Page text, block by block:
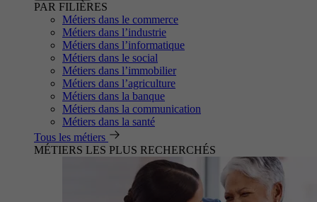
PAR FILIÈRES
Métiers dans le commerce
Métiers dans l’industrie
Métiers dans l’informatique
Métiers dans le social
Métiers dans l’immobilier
Métiers dans l’agriculture
Métiers dans la banque
Métiers dans la communication
Métiers dans la santé
Tous les métiers
MÉTIERS LES PLUS RECHERCHÉS